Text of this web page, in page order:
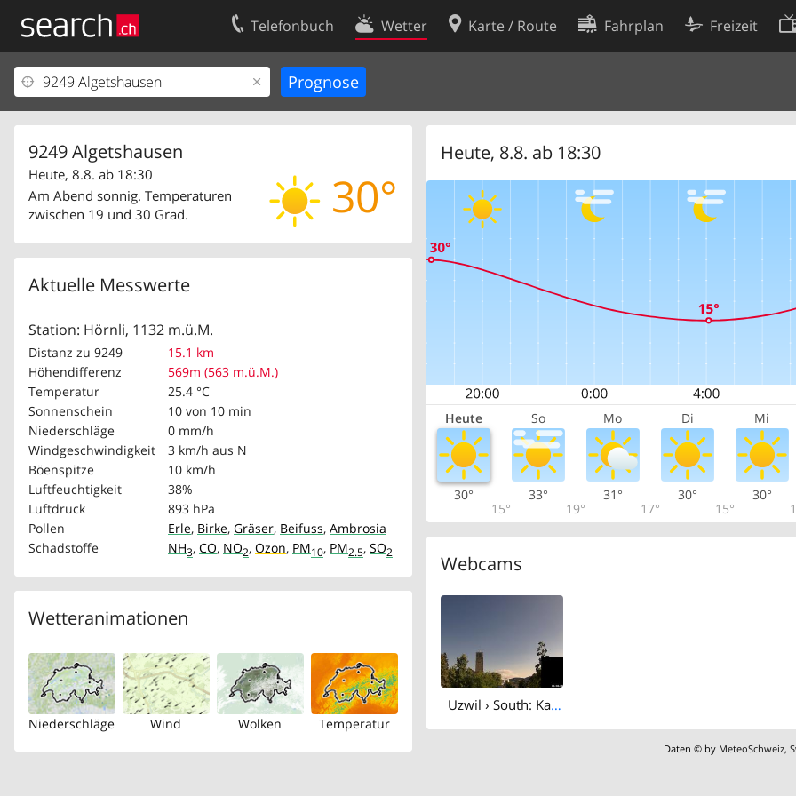
Telefonbuch Wetter Karte / Route Fahrplan Freizeit
9249 Algetshausen
30°
Heute, 8.8. ab 18:30
Am Abend sonnig. Temperaturen
zwischen 19 und 30 Grad.
Aktuelle Messwerte
Station: Hörnli, 1132 m.ü.M.
Distanz zu 9249
15.1 km
Höhendifferenz
569m (563 m.ü.M.)
Temperatur
25.4 °C
Sonnenschein
10 von 10 min
Niederschläge
0 mm/h
Windgeschwindigkeit
3 km/h aus N
Böenspitze
10 km/h
Luftfeuchtigkeit
38%
Luftdruck
893 hPa
Pollen
Erle, Birke, Gräser, Beifuss, Ambrosia
Schadstoffe
NH3, CO, NO2, Ozon, PM10, PM2.5, SO2
Wetteranimationen
Niederschläge Wind Wolken Temperatur
Heute, 8.8. ab 18:30
Heute So Mo Di Mi
30°
15°
33°
19°
31°
17°
30°
15°
30°
Webcams
Uzwil › South: Katholische Kirche Uzwil und Umgebung - Kath. Pfarramt Niederuzwil
Daten © by MeteoSchweiz,
Ihr Eintrag
Kundencenter Geschäftskunden
Impressum
Kontakt
Nutzungsbedingungen
Cookie-Einstellungen